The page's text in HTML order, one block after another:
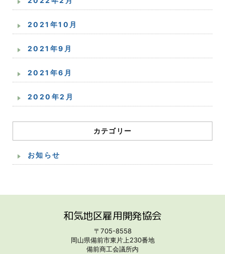
2021年10月
2021年9月
2021年6月
2020年2月
カテゴリー
お知らせ
和気地区雇用開発協会
〒705-8558
岡山県備前市東片上230番地
備前商工会議所内